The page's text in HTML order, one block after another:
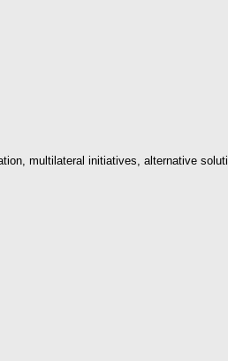
multilateral initiatives, alternative